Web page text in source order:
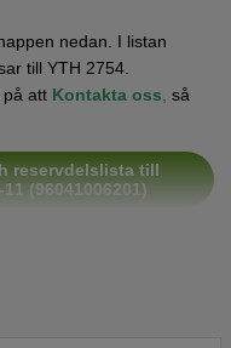
nedan. I listan
till YTH 2754.
på att Kontakta oss så
reservdelslista till
(96041006201)